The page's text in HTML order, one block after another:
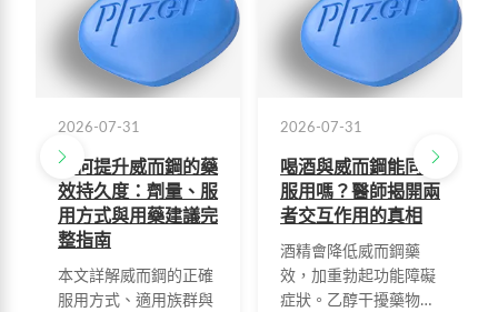
2026-07-31
如何提升威而鋼的藥
效持久度：劑量、服
用方式與用藥建議完
整指南
本文詳解威而鋼的正確
服用方式、適用族群與
2026-07-31
喝酒與威而鋼能同時
服用嗎？醫師揭開兩
者交互作用的真相
酒精會降低威而鋼藥
效，加重勃起功能障礙
症狀。乙醇干擾藥物吸